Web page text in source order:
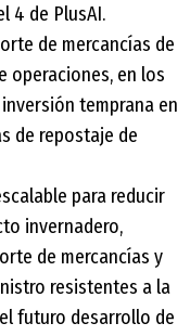
4 de PlusAI.
de mercancías de
operaciones, en los
temprana en
de repostaje de
para reducir
invernadero,
de mercancías y
resistentes a la
futuro desarrollo de